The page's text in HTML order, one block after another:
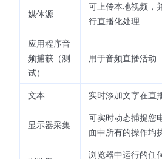
媒体源
可上传本地视频，
行直播化处理
应用程序音
频捕获（测
试）
用于音频直播活动
文本 实时添加文字在直
显示器采集
可实时动态捕捉您
面中所有的操作均
浏览器中运行的任